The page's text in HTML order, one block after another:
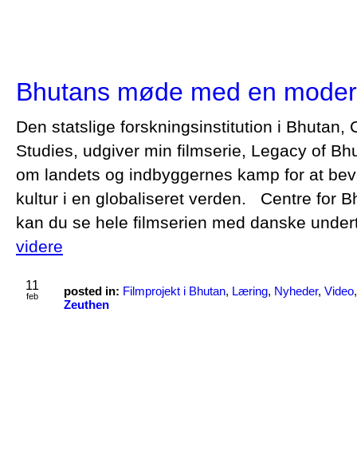
Bhutans møde med en
Den statslige forskningsinstitution i Bhutan,
Studies, udgiver min filmserie, Legacy of
om landets og indbyggernes kamp for at
kultur i en globaliseret verden. Centre for
kan du se hele filmserien med danske
videre
11
feb posted in: Filmprojekt i Bhutan, Læring, Nyheder, Video
Zeuthen